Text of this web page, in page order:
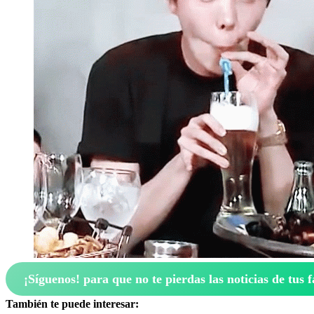
¡Síguenos! para que no te pierdas las noticias de tus
También te puede interesar: